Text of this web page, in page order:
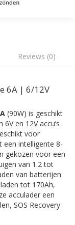
Reviews (0)
6A | 6/12V
(90W) is geschikt
en 12V accu’s
voor
een intelligente 8-
gekozen voor een
van 1.2 tot
van batterijen
tot 170Ah,
acculader een
SOS Recovery